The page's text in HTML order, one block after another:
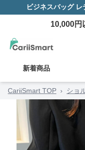
ビジネスバッグ レ
10,000円
新着商品
CariiSmart TOP › ショ